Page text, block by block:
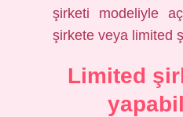
şirketi modeliyle
şirkete veya limited
Limited